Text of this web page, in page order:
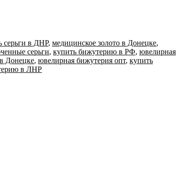
серьги в ДНР, медицинское золото в Донецке,
серьги, купить бижутерию в РФ, ювелирная
Донецке, ювелирная бижутерия опт, купить
в ЛНР